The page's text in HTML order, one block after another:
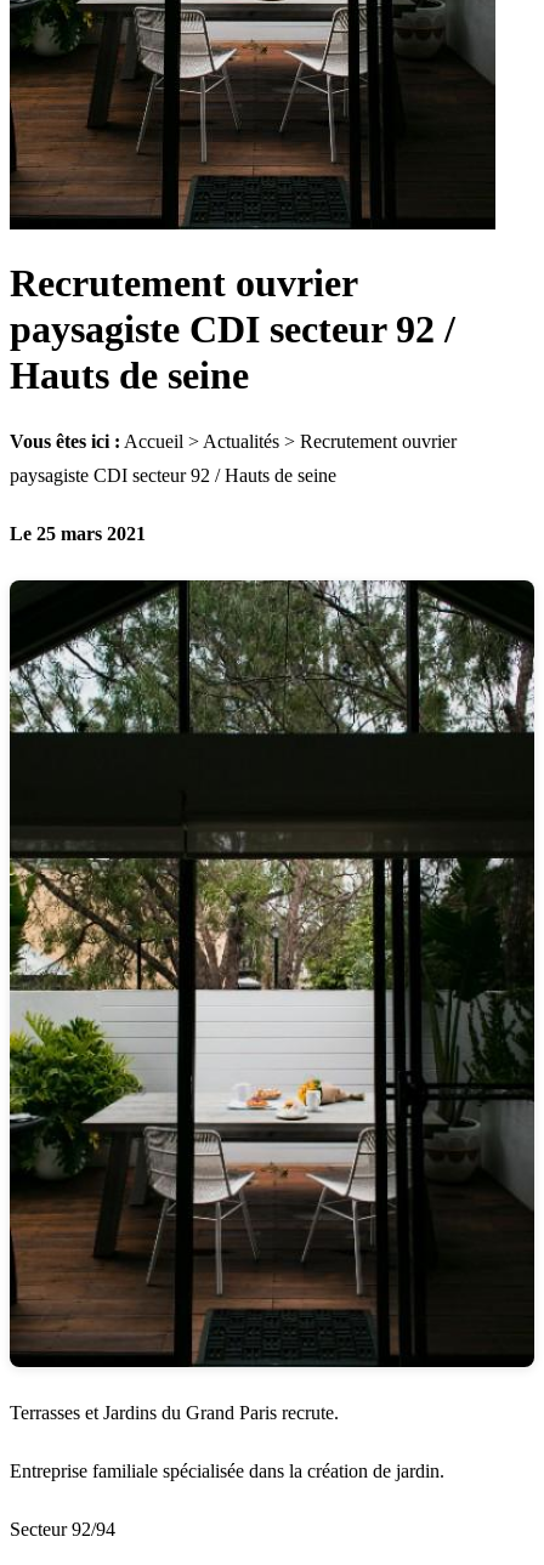
Recrutement ouvrier
paysagiste CDI secteur 92 /
Hauts de seine
Vous êtes ici : Accueil > Actualités > Recrutement ouvrier
paysagiste CDI secteur 92 / Hauts de seine
Le 25 mars 2021
Terrasses et Jardins du Grand Paris recrute.
Entreprise familiale spécialisée dans la création de jardin.
Secteur 92/94